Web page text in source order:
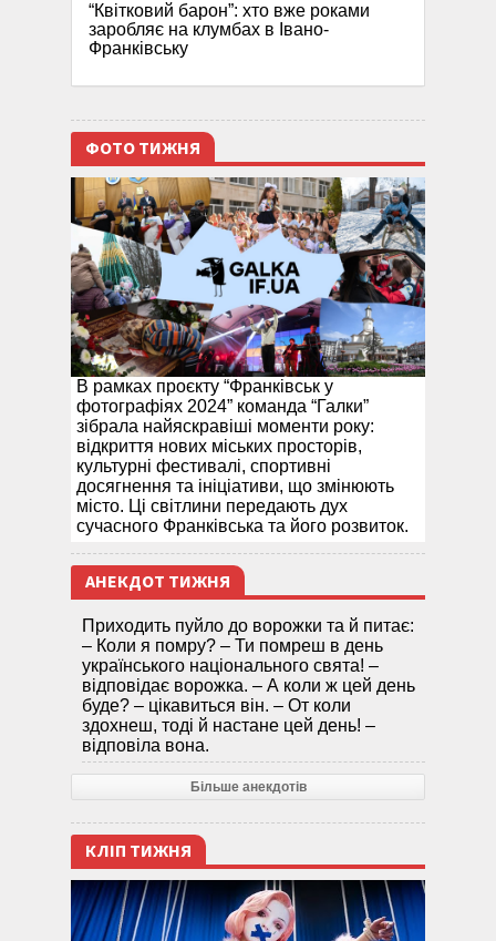
“Квітковий барон”: хто вже роками
заробляє на клумбах в Івано-
Франківську
ФОТО ТИЖНЯ
В рамках проєкту “Франківськ у
фотографіях 2024” команда “Галки”
зібрала найяскравіші моменти року:
відкриття нових міських просторів,
культурні фестивалі, спортивні
досягнення та ініціативи, що змінюють
місто. Ці світлини передають дух
сучасного Франківська та його розвиток.
АНЕКДОТ ТИЖНЯ
Приходить пуйло до ворожки та й питає:
– Коли я помру? – Ти помреш в день
українського національного свята! –
відповідає ворожка. – А коли ж цей день
буде? – цікавиться він. – От коли
здохнеш, тоді й настане цей день! –
відповіла вона.
Більше анекдотів
КЛІП ТИЖНЯ